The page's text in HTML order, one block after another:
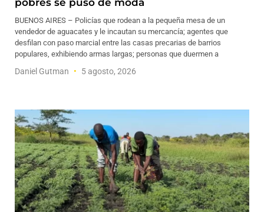
pobres se puso de moda
BUENOS AIRES – Policías que rodean a la pequeña mesa de un
vendedor de aguacates y le incautan su mercancía; agentes que
desfilan con paso marcial entre las casas precarias de barrios
populares, exhibiendo armas largas; personas que duermen a
Daniel Gutman 5 agosto, 2026